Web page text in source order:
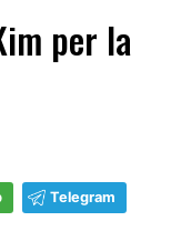
per la
Telegram